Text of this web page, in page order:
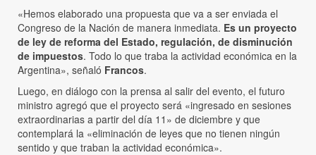
«Hemos elaborado una propuesta que va a ser enviada el
Congreso de la Nación de manera inmediata. Es un proyecto
de ley de reforma del Estado, regulación, de disminución
de impuestos. Todo lo que traba la actividad económica en la
Argentina», señaló Francos.
Luego, en diálogo con la prensa al salir del evento, el futuro
ministro agregó que el proyecto será «ingresado en sesiones
extraordinarias a partir del día 11» de diciembre y que
contemplará la «eliminación de leyes que no tienen ningún
sentido y que traban la actividad económica».